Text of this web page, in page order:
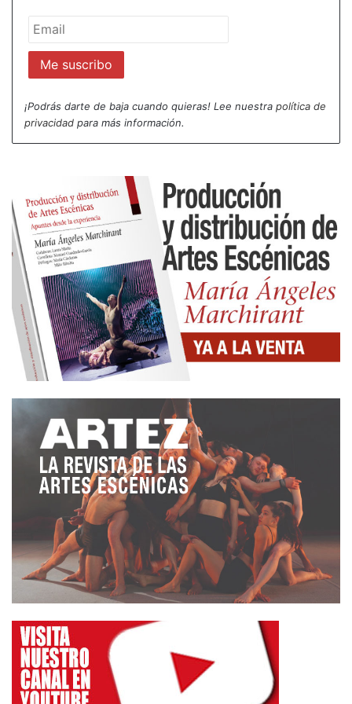
¡Podrás darte de baja cuando quieras! Lee nuestra política de
privacidad para más información.